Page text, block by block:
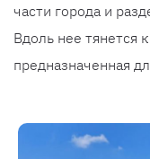
части города и
Вдоль нее тянется
предназначенная